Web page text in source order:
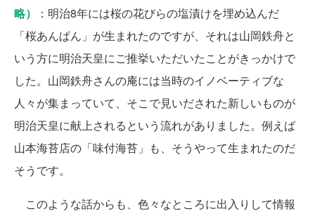
略）
：明治8年には桜の花びらの塩漬けを埋め込んだ
「桜あんぱん」が生まれたのですが、それは山岡鉄舟と
いう方に明治天皇にご推挙いただいたことがきっかけで
した。山岡鉄舟さんの庵には当時のイノベーティブな
人々が集まっていて、そこで見いだされた新しいものが
明治天皇に献上されるという流れがありました。例えば
山本海苔店の「味付海苔」も、そうやって生まれたのだ
そうです。
このような話からも、色々なところに出入りして情報